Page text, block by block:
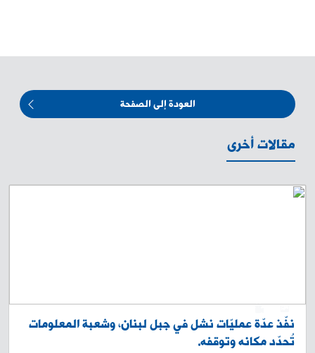
مقالات أخرى
العودة إلى الصفحة
نفّذ عدّة عمليّات نشل في جبل لبنان، وشعبة المعلومات
تُحدّد مكانه وتوقفه.